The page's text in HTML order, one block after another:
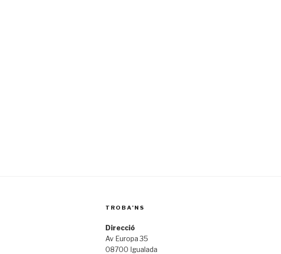
TROBA’NS
Direcció
Av Europa 35
08700 Igualada